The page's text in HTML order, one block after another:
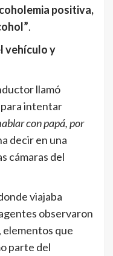
positiva,
.
vehículo y
llamó
intentar
con papá, por
decir en una
cámaras del
viajaba
observaron
elementos que
parte del